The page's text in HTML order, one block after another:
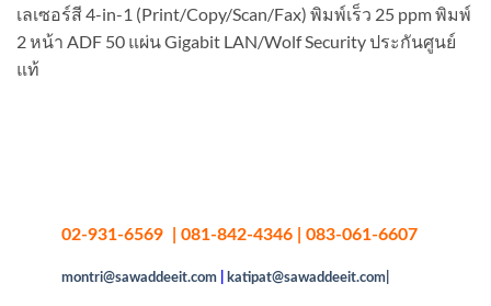
เลเซอร์สี 4-in-1 (Print/Copy/Scan/Fax) พิมพ์เร็ว 25 ppm พิมพ์
2 หน้า ADF 50 แผ่น Gigabit LAN/Wolf Security ประกันศูนย์
แท้
02-931-6569 | 081-842-4346 | 083-061-6607
montri@sawaddeeit.com katipat@sawaddeeit.com|